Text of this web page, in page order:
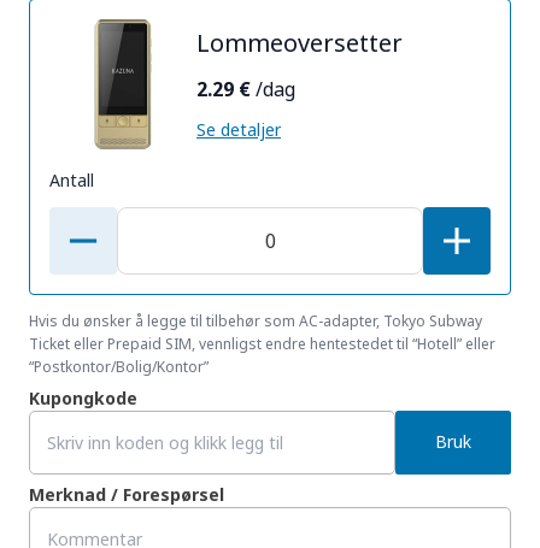
Lommeoversetter
2.29 €/dag
Se detaljer
Antall
Hvis du ønsker å legge til tilbehør som AC-adapter, Tokyo Subway
Ticket eller Prepaid SIM, vennligst endre hentestedet til “Hotell” eller
“Postkontor/Bolig/Kontor”
Kupongkode
Bruk
Merknad / Forespørsel